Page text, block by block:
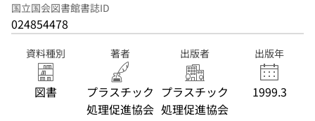
国立国会図書館書誌ID
024854478
資料種別
図書
著者
プラスチック
処理促進協会
出版者
プラスチック
処理促進協会
出版年
1999.3